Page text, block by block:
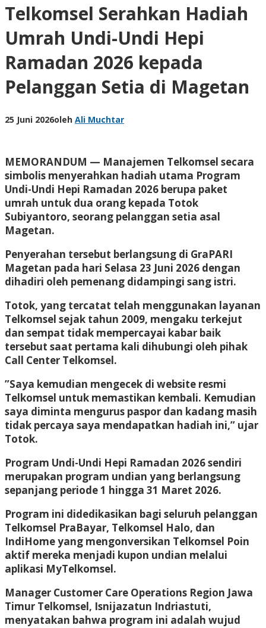
Telkomsel Serahkan Hadiah
Umrah Undi-Undi Hepi
Ramadan 2026 kepada
Pelanggan Setia di Magetan
25 Juni 2026oleh Ali Muchtar
MEMORANDUM — Manajemen Telkomsel secara
simbolis menyerahkan hadiah utama Program
Undi-Undi Hepi Ramadan 2026 berupa paket
umrah untuk dua orang kepada Totok
Subiyantoro, seorang pelanggan setia asal
Magetan.
Penyerahan tersebut berlangsung di GraPARI
Magetan pada hari Selasa 23 Juni 2026 dengan
dihadiri oleh pemenang didampingi sang istri.
​Totok, yang tercatat telah menggunakan layanan
Telkomsel sejak tahun 2009, mengaku terkejut
dan sempat tidak mempercayai kabar baik
tersebut saat pertama kali dihubungi oleh pihak
Call Center Telkomsel.
​”Saya kemudian mengecek di website resmi
Telkomsel untuk memastikan kembali. Kemudian
saya diminta mengurus paspor dan kadang masih
tidak percaya saya mendapatkan hadiah ini,” ujar
Totok.
​Program Undi-Undi Hepi Ramadan 2026 sendiri
merupakan program undian yang berlangsung
sepanjang periode 1 hingga 31 Maret 2026.
Program ini didedikasikan bagi seluruh pelanggan
Telkomsel PraBayar, Telkomsel Halo, dan
IndiHome yang mengonversikan Telkomsel Poin
aktif mereka menjadi kupon undian melalui
aplikasi MyTelkomsel.
​Manager Customer Care Operations Region Jawa
Timur Telkomsel, Isnijazatun Indriastuti,
menyatakan bahwa program ini adalah wujud